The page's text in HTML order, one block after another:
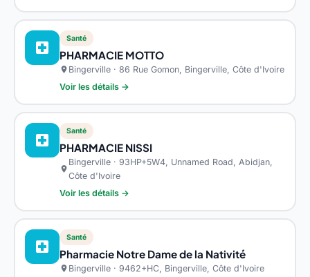
local_hospital
Santé
PHARMACIE MOTTO
location_on Bingerville · 86 Rue Gomon, Bingerville, Côte d'Ivoire
Voir les détails →
local_hospital
Santé
PHARMACIE NISSI
location_on
Bingerville · 93HP+5W4, Unnamed Road, Abidjan,
Côte d'Ivoire
Voir les détails →
local_hospital
Santé
Pharmacie Notre Dame de la Nativité
location_on Bingerville · 9462+HC, Bingerville, Côte d'Ivoire